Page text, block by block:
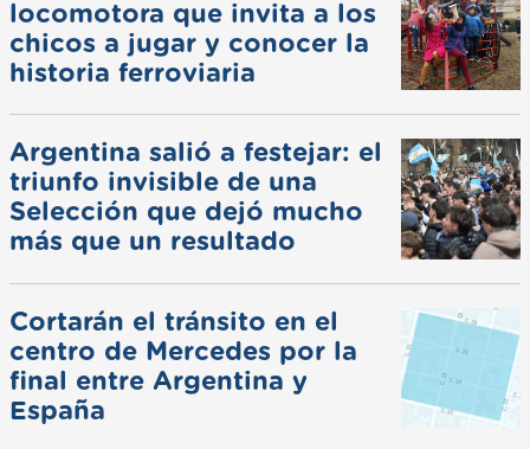
locomotora que invita a los
chicos a jugar y conocer la
historia ferroviaria
Argentina salió a festejar: el
triunfo invisible de una
Selección que dejó mucho
más que un resultado
Cortarán el tránsito en el
centro de Mercedes por la
final entre Argentina y
España